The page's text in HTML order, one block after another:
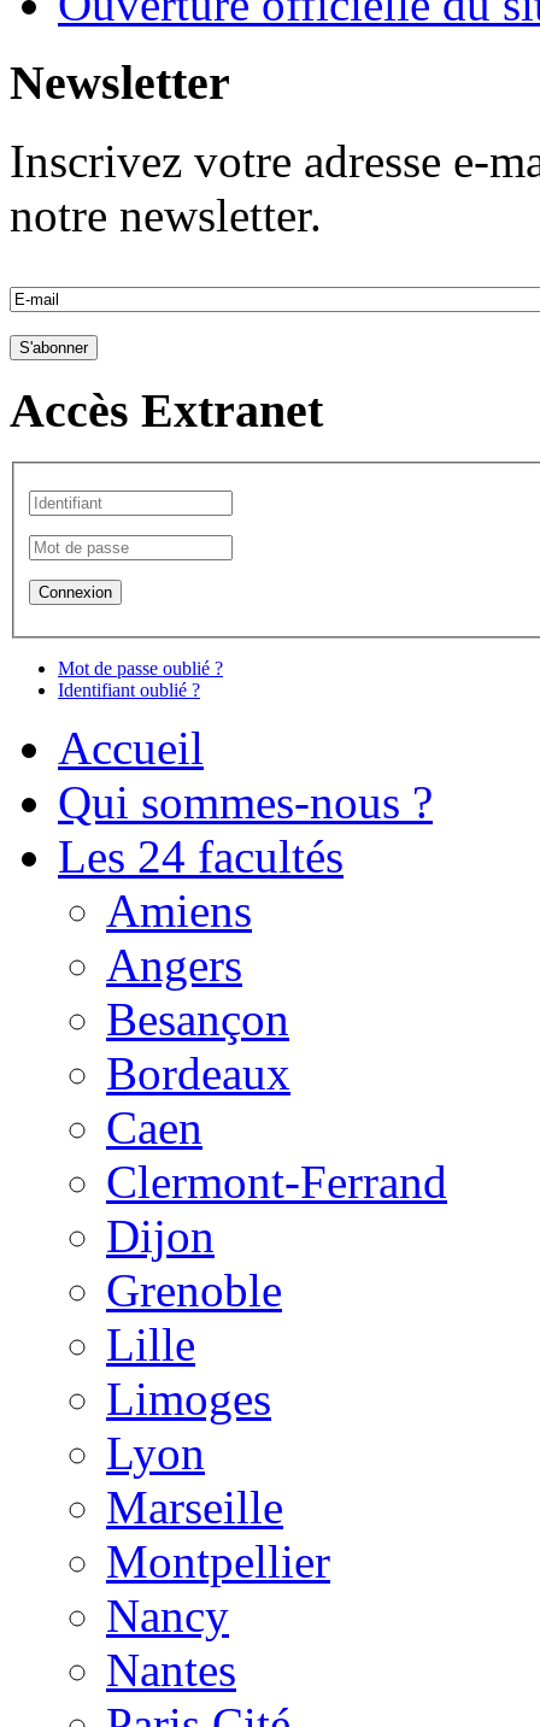
Newsletter
Inscrivez votre adresse e-
notre newsletter.
Accès Extranet
Mot de passe oublié ?
Identifiant oublié ?
Accueil
Qui sommes-nous ?
Les 24 facultés
Amiens
Angers
Besançon
Bordeaux
Caen
Clermont-Ferrand
Dijon
Grenoble
Lille
Limoges
Lyon
Marseille
Montpellier
Nancy
Nantes